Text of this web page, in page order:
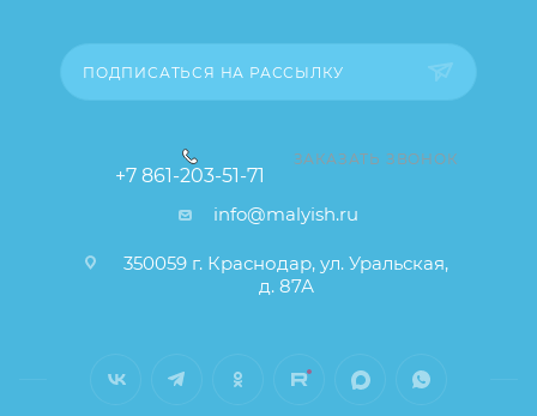
заказа остаются без изменений.
ПОДПИСАТЬСЯ НА РАССЫЛКУ
+7 861-203-51-71
ЗАКАЗАТЬ ЗВОНОК
info@malyish.ru
350059 г. Краснодар, ул. Уральская,
д. 87А